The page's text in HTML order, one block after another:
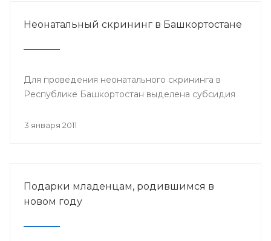
Неонатальный скрининг в Башкортостане
Для проведения неонатального скрининга в
Республике Башкортостан выделена субсидия
3 января 2011
Подарки младенцам, родившимся в
новом году